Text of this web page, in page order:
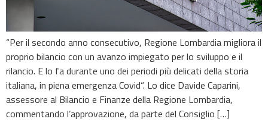
“Per il secondo anno consecutivo, Regione Lombardia migliora il
proprio bilancio con un avanzo impiegato per lo sviluppo e il
rilancio. E lo fa durante uno dei periodi più delicati della storia
italiana, in piena emergenza Covid“. Lo dice Davide Caparini,
assessore al Bilancio e Finanze della Regione Lombardia,
commentando l’approvazione, da parte del Consiglio […]